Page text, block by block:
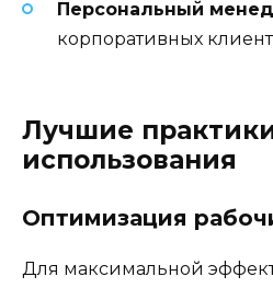
Персональный
корпоративных
Лучшие
использования
Оптимизация
Для максимальной